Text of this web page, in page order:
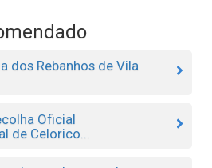
dos Rebanhos de Vila
Oficial
de Celorico...